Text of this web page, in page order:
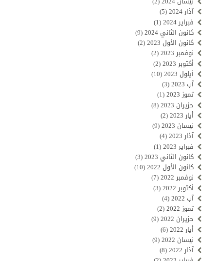
آذار 2024
(5)
فبراير 2024
(1)
كانون الثاني 2024
(9)
كانون الأول 2023
(2)
نوفمبر 2023
(2)
أكتوبر 2023
(2)
أيلول 2023
(10)
آب 2023
(3)
تموز 2023
(1)
حزيران 2023
(8)
أيار 2023
(2)
نيسان 2023
(9)
آذار 2023
(4)
فبراير 2023
(1)
كانون الثاني 2023
(3)
كانون الأول 2022
(10)
نوفمبر 2022
(7)
أكتوبر 2022
(3)
آب 2022
(4)
تموز 2022
(2)
حزيران 2022
(9)
أيار 2022
(6)
نيسان 2022
(9)
آذار 2022
(8)